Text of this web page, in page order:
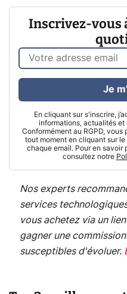
Inscrivez-vous
En cliquant sur s'inscrire,
informations, actualités
Conformément au RGPD,
tout moment en cliquant sur
chaque email. Pour en savoir
consultez notre
Je
Nos experts
services
vous achetez via un
gagner une
susceptibles d'évoluer.